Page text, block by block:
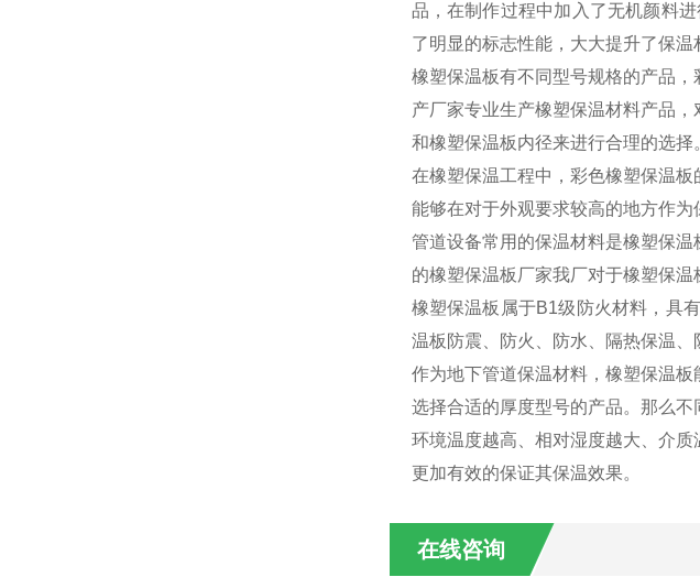
品，在制作过程中加入了无机颜料
了明显的标志性能，大大提升了保
橡塑保温板有不同型号规格的产品
产厂家专业生产橡塑保温材料产品
和橡塑保温板内径来进行合理的选择。
在橡塑保温工程中，彩色橡塑保温
能够在对于外观要求较高的地方作为
管道设备常用的保温材料是橡塑保
的橡塑保温板厂家我厂对于橡塑保
橡塑保温板属于B1级防火材料，具
温板防震、防火、防水、隔热保温、
作为地下管道保温材料，橡塑保温
选择合适的厚度型号的产品。那么
环境温度越高、相对湿度越大、介
更加有效的保证其保温效果。
在线咨询